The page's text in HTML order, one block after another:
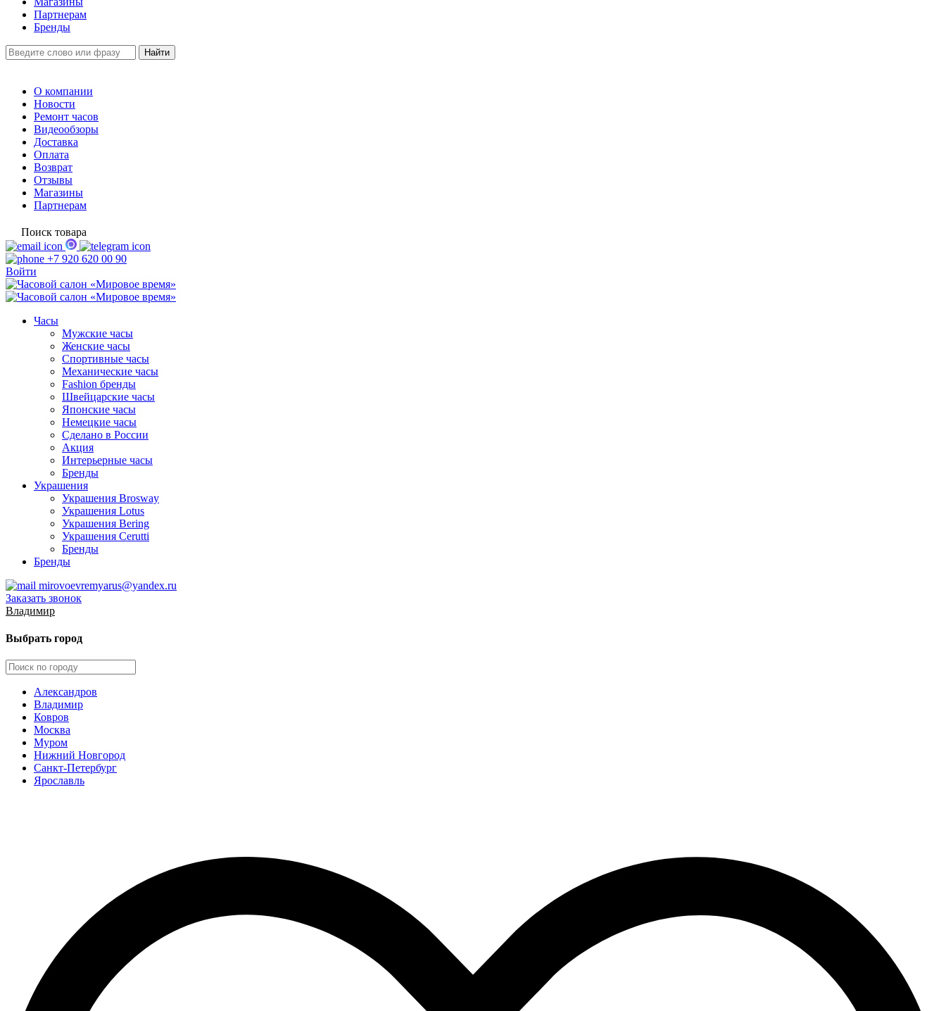
Партнерам
Бренды
О компании
Новости
Ремонт часов
Видеообзоры
Доставка
Оплата
Возврат
Отзывы
Магазины
Партнерам
Поиск товара
+7 920 620 00 90
Войти
Часы
Мужские часы
Женские часы
Спортивные часы
Механические часы
Fashion бренды
Швейцарские часы
Японские часы
Немецкие часы
Сделано в России
Акция
Интерьерные часы
Бренды
Украшения
Украшения Brosway
Украшения Lotus
Украшения Bering
Украшения Cerutti
Бренды
Бренды
mirovoevremyarus@yandex.ru
Заказать звонок
Владимир
Выбрать город
Александров
Владимир
Ковров
Москва
Муром
Нижний Новгород
Санкт-Петербург
Ярославль